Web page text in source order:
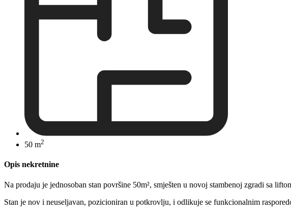
50 m2
Opis nekretnine
Na prodaju je jednosoban stan površine 50m², smješten u novoj stambenoj zgradi sa
Stan je nov i neuseljavan, pozicioniran u potkrovlju, i odlikuje se funkcionalnim